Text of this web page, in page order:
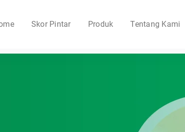
Skor Pintar Produk Tentang Kami